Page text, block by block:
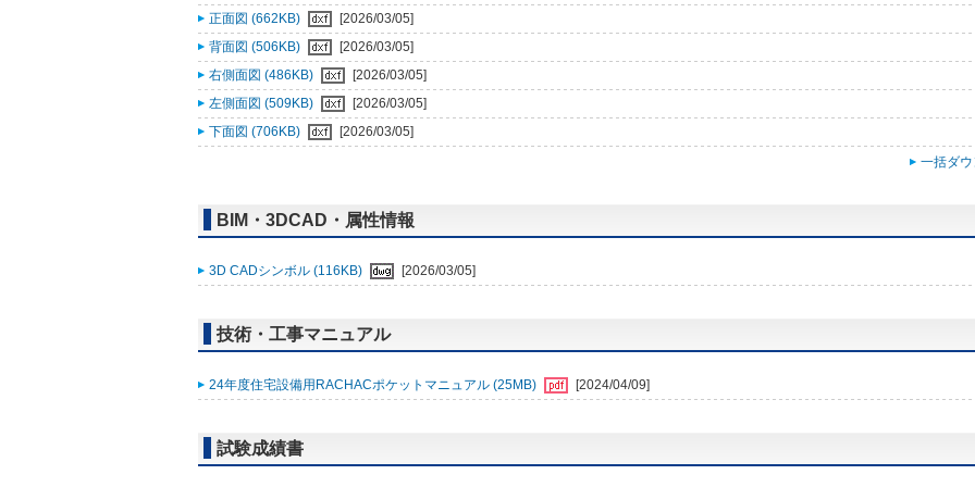
正面図 (662KB)
[2026/03/05]
背面図 (506KB)
[2026/03/05]
右側面図 (486KB)
[2026/03/05]
左側面図 (509KB)
[2026/03/05]
下面図 (706KB)
[2026/03/05]
一括ダ
BIM・3DCAD・属性情報
3D CADシンボル (116KB) [2026/03/05]
技術・工事マニュアル
24年度住宅設備用RACHACポケットマニュアル (25MB) [2024/04/09]
試験成績書